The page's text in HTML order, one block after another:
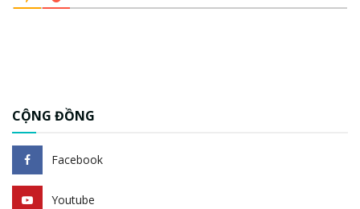
CỘNG ĐỒNG
Facebook
Youtube